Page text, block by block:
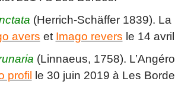
(Herrich-Schäffer 1839). La
avers et Imago revers le 14
(Linnaeus, 1758).
profil
le 30 juin 2019 à Les